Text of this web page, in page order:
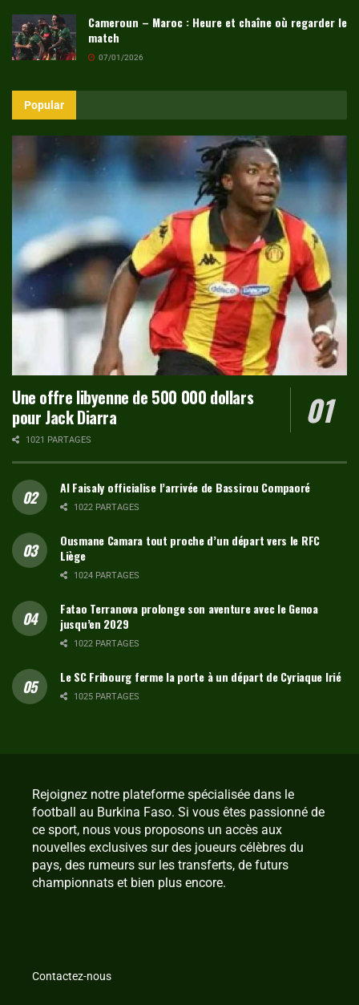
Cameroun – Maroc : Heure et chaîne où regarder le
match
07/01/2026
Popular
Une offre libyenne de 500 000 dollars
pour Jack Diarra
1021 PARTAGES
Al Faisaly officialise l’arrivée de Bassirou Compaoré
1022 PARTAGES
Ousmane Camara tout proche d’un départ vers le RFC
Liège
1024 PARTAGES
Fatao Terranova prolonge son aventure avec le Genoa
jusqu’en 2029
1022 PARTAGES
Le SC Fribourg ferme la porte à un départ de Cyriaque Irié
1025 PARTAGES
Rejoignez notre plateforme spécialisée dans le
football au Burkina Faso. Si vous êtes passionné de
ce sport, nous vous proposons un accès aux
nouvelles exclusives sur des joueurs célèbres du
pays, des rumeurs sur les transferts, de futurs
championnats et bien plus encore.
Contactez-nous